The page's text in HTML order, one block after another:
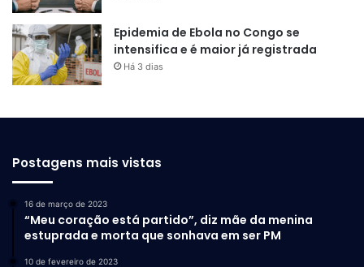
Epidemia de Ebola no Congo se
intensifica e é maior já registrada
Há 3 dias
Postagens mais vistas
16 de março de 2023
“Meu coração está partido”, diz mãe da menina
estuprada e morta que sonhava em ser PM
10 de fevereiro de 2023